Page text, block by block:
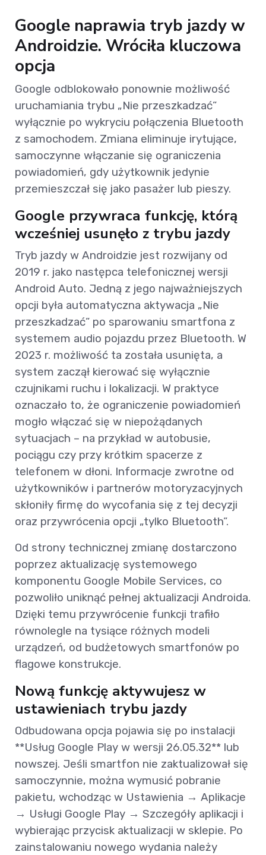
Google naprawia tryb jazdy w
Androidzie. Wróciła kluczowa
opcja
Google odblokowało ponownie możliwość
uruchamiania trybu „Nie przeszkadzać”
wyłącznie po wykryciu połączenia Bluetooth
z samochodem. Zmiana eliminuje irytujące,
samoczynne włączanie się ograniczenia
powiadomień, gdy użytkownik jedynie
przemieszczał się jako pasażer lub pieszy.
Google przywraca funkcję, którą
wcześniej usunęło z trybu jazdy
Tryb jazdy w Androidzie jest rozwijany od
2019 r. jako następca telefonicznej wersji
Android Auto. Jedną z jego najważniejszych
opcji była automatyczna aktywacja „Nie
przeszkadzać” po sparowaniu smartfona z
systemem audio pojazdu przez Bluetooth. W
2023 r. możliwość ta została usunięta, a
system zaczął kierować się wyłącznie
czujnikami ruchu i lokalizacji. W praktyce
oznaczało to, że ograniczenie powiadomień
mogło włączać się w niepożądanych
sytuacjach – na przykład w autobusie,
pociągu czy przy krótkim spacerze z
telefonem w dłoni. Informacje zwrotne od
użytkowników i partnerów motoryzacyjnych
skłoniły firmę do wycofania się z tej decyzji
oraz przywrócenia opcji „tylko Bluetooth”.
Od strony technicznej zmianę dostarczono
poprzez aktualizację systemowego
komponentu Google Mobile Services, co
pozwoliło uniknąć pełnej aktualizacji Androida.
Dzięki temu przywrócenie funkcji trafiło
równolegle na tysiące różnych modeli
urządzeń, od budżetowych smartfonów po
flagowe konstrukcje.
Nową funkcję aktywujesz w
ustawieniach trybu jazdy
Odbudowana opcja pojawia się po instalacji
**Usług Google Play w wersji 26.05.32** lub
nowszej. Jeśli smartfon nie zaktualizował się
samoczynnie, można wymusić pobranie
pakietu, wchodząc w Ustawienia → Aplikacje
→ Usługi Google Play → Szczegóły aplikacji i
wybierając przycisk aktualizacji w sklepie. Po
zainstalowaniu nowego wydania należy